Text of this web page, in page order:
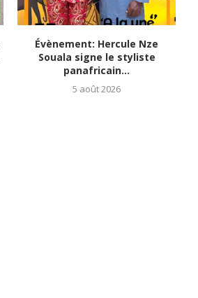
Évènement: Hercule Nze
Souala signe le styliste
panafricain...
5 août 2026